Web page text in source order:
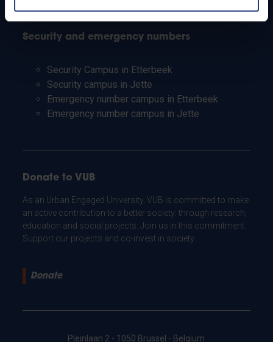
Security and emergency numbers
Security Campus in Etterbeek
Security campus in Jette
Emergency number campus in Etterbeek
Emergency number campus in Jette
Donate to VUB
As an Urban Engaged University, VUB is committed to make
an active contribution to a better society: through research,
education and social projects. Join us in this commitment.
Support our projects and co-invest in society.
Donate
Pleinlaan 2 - 1050 Brussel - Belgium